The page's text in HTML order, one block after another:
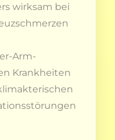
wirksam bei
Arm-
Krankheiten